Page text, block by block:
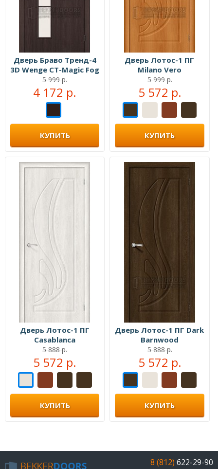
Дверь Браво Тренд-4
3D Wenge СТ-Magic Fog
5 999 р.
4 172 р.
КУПИТЬ
Дверь Лотос-1 ПГ
Milano Vero
5 999 р.
5 572 р.
КУПИТЬ
Дверь Лотос-1 ПГ
Casablanca
5 888 р.
5 572 р.
КУПИТЬ
Дверь Лотос-1 ПГ Dark
Barnwood
5 888 р.
5 572 р.
КУПИТЬ
8 (812) 622-29-90